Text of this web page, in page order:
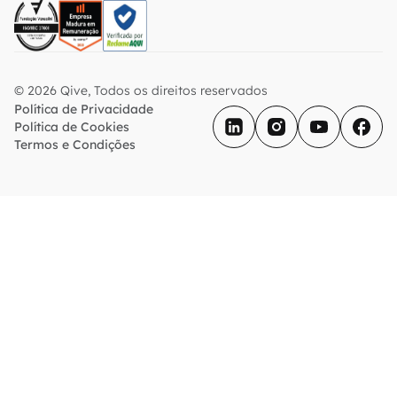
© 2026 Qive, Todos os direitos reservados
Política de Privacidade
Política de Cookies
Termos e Condições